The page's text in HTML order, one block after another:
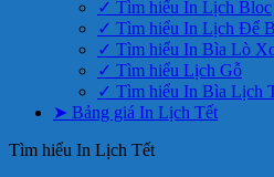
✓ Tìm hiểu In Lịch Bloc
✓ Tìm hiểu In Lịch Để
✓ Tìm hiểu In Bìa Lò
✓ Tìm hiểu Lịch Gỗ
✓ Tìm hiểu In Bìa Lịch
➤ Bảng giá In Lịch Tết
Tìm hiểu In Lịch Tết